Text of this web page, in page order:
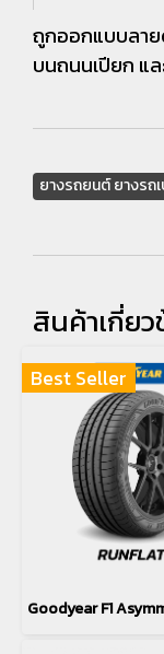
ถูกออกแบบลาย
บนถนนเปียก แ
ยางรถยนต์ ยางรถ
สินค้าเกี่ย
Best Seller